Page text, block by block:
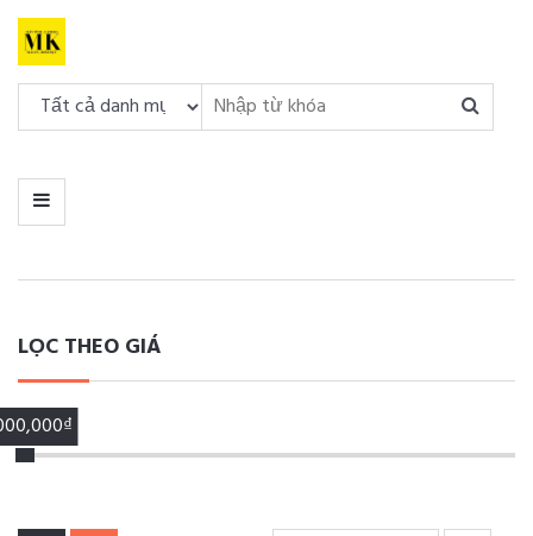
DANH
MỤC
MENU
LỌC THEO GIÁ